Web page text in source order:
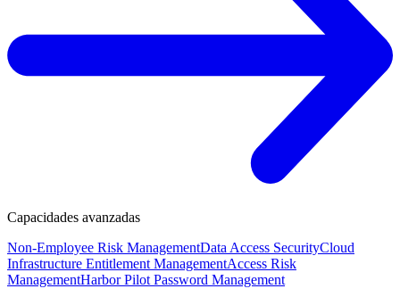
Capacidades avanzadas
Non-Employee Risk ManagementData Access SecurityCloud
Infrastructure Entitlement ManagementAccess Risk
ManagementHarbor Pilot Password Management